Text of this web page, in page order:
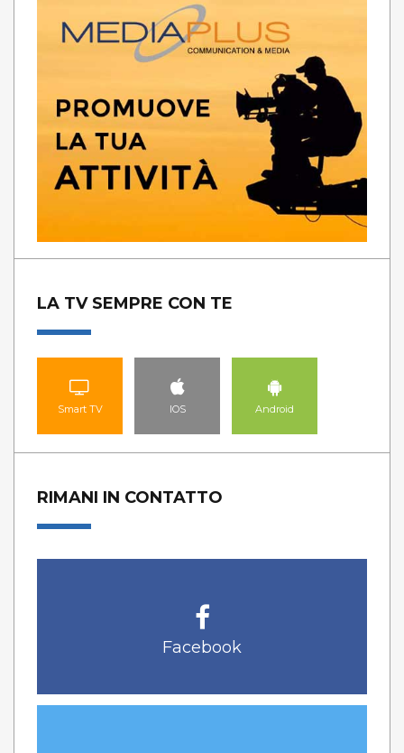
LA TV SEMPRE CON TE
Smart TV IOS Android
RIMANI IN CONTATTO
Facebook